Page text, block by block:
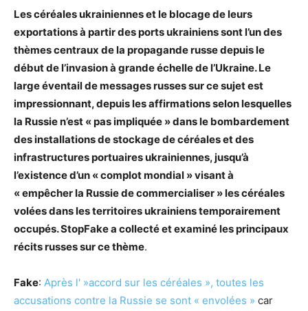
Les céréales ukrainiennes et le blocage de leurs
exportations à partir des ports ukrainiens sont l’un des
thèmes centraux de la propagande russe depuis le
début de l’invasion à grande échelle de l’Ukraine. Le
large éventail de messages russes sur ce sujet est
impressionnant, depuis les affirmations selon lesquelles
la Russie n’est « pas impliquée » dans le bombardement
des installations de stockage de céréales et des
infrastructures portuaires ukrainiennes, jusqu’à
l’existence d’un « complot mondial » visant à
« empêcher la Russie de commercialiser » les céréales
volées dans les territoires ukrainiens temporairement
occupés. StopFake a collecté et examiné les principaux
récits russes sur ce thème.
Fake: Après l' »accord sur les céréales », toutes les
accusations contre la Russie se sont « envolées » car